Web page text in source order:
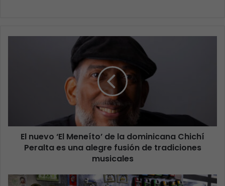
El nuevo ‘El Meneíto’ de la dominicana Chichí
Peralta es una alegre fusión de tradiciones
musicales